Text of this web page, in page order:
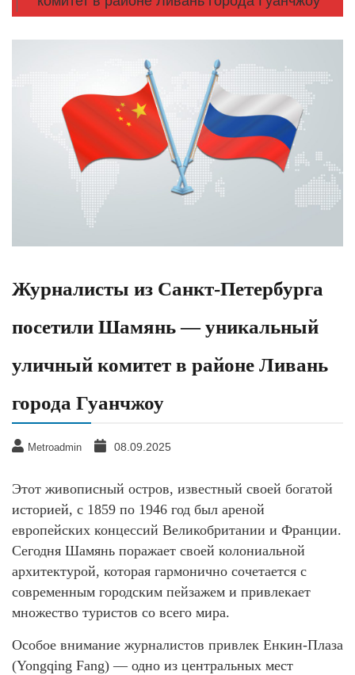
Журналисты из Санкт-Петербурга
посетили Шамянь — уникальный
уличный комитет в районе Ливань
города Гуанчжоу
Metroadmin 08.09.2025
Этот живописный остров, известный своей богатой
историей, с 1859 по 1946 год был ареной
европейских концессий Великобритании и Франции.
Сегодня Шамянь поражает своей колониальной
архитектурой, которая гармонично сочетается с
современным городским пейзажем и привлекает
множество туристов со всего мира.
Особое внимание журналистов привлек Енкин-Плаза
(Yongqing Fang) — одно из центральных мест